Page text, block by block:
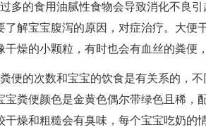
多的食用油腻性食物会导致消化不良
了解宝宝腹泻的原因，对症治疗。大便
干燥的小颗粒，有时也会有血丝的粪便
便的次数和宝宝的饮食是有关系的，
宝粪便颜色是金黄色偶尔带绿色且稀，
干燥和粗糙会有臭味，每个宝宝吃奶的